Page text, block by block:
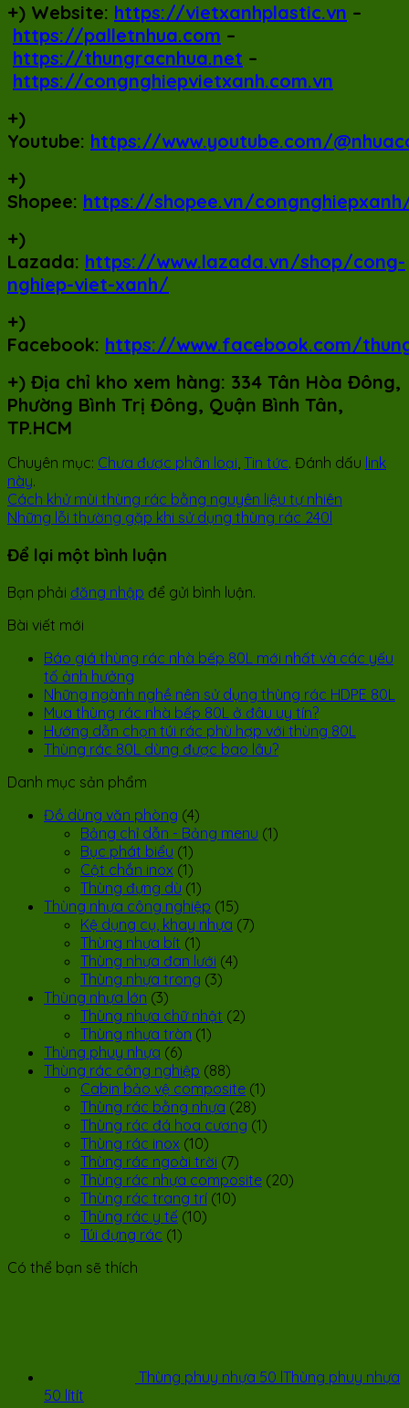
+) Website: https://vietxanhplastic.vn –
https://palletnhua.com –
https://thungracnhua.net –
https://congnghiepvietxanh.com.vn
+)
Youtube: https://www.youtube.com/
+)
Shopee: https://shopee.vn/
+)
Lazada: https://www.lazada.vn/shop/cong-
nghiep-viet-xanh/
+)
Facebook: https://www.facebook.com/
+) Địa chỉ kho xem hàng: 334 Tân Hòa Đông,
Phường Bình Trị Đông, Quận Bình Tân,
TP.HCM
Chuyên mục: Chưa được phân loại, Tin tức. Đánh dấu link
này.
Cách khử mùi thùng rác bằng nguyên liệu tự nhiên
Những lỗi thường gặp khi sử dụng thùng rác 240l
Để lại một bình luận
Bạn phải đăng nhập để gửi bình luận.
Bài viết mới
Báo giá thùng rác nhà bếp 80L mới nhất và các yếu
tố ảnh hưởng
Những ngành nghề nên sử dụng thùng rác HDPE 80L
Mua thùng rác nhà bếp 80L ở đâu uy tín?
Hướng dẫn chọn túi rác phù hợp với thùng 80L
Thùng rác 80L dùng được bao lâu?
Danh mục sản phẩm
Đồ dùng văn phòng (4)
Bảng chỉ dẫn - Bảng menu (1)
Bục phát biểu (1)
Cột chắn inox (1)
Thùng đựng dù (1)
Thùng nhựa công nghiệp (15)
Kệ dụng cụ, khay nhựa (7)
Thùng nhựa bít (1)
Thùng nhựa đan lưới (4)
Thùng nhựa trong (3)
Thùng nhựa lớn (3)
Thùng nhựa chữ nhật (2)
Thùng nhựa tròn (1)
Thùng phuy nhựa (6)
Thùng rác công nghiệp (88)
Cabin bảo vệ composite (1)
Thùng rác bằng nhựa (28)
Thùng rác đá hoa cương (1)
Thùng rác inox (10)
Thùng rác ngoài trời (7)
Thùng rác nhựa composite (20)
Thùng rác trang trí (10)
Thùng rác y tế (10)
Túi đựng rác (1)
Có thể bạn sẽ thích
Thùng phuy nhựa 50 lThùng phuy nhựa
50 lítít